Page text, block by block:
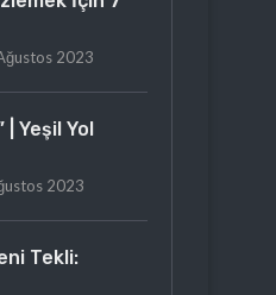
2023
| Yeşil Yol
2023
Tekli: